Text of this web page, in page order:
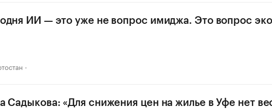
ИИ — это уже не вопрос имиджа. Это вопрос
Садыкова: «Для снижения цен на жилье в Уфе нет